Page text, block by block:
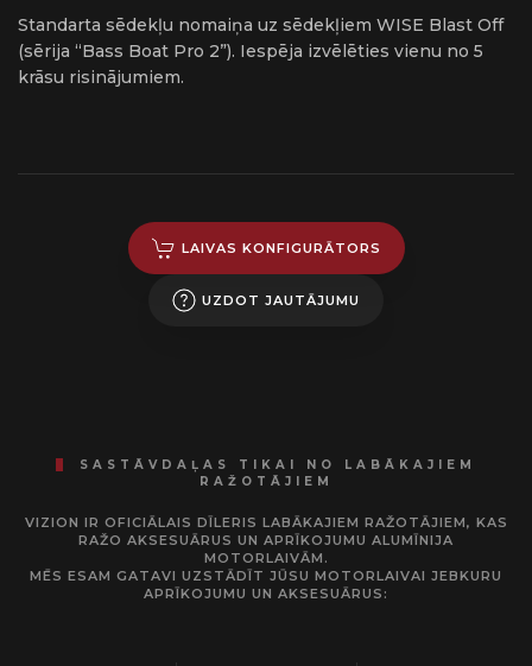
Standarta sēdekļu nomaiņa uz sēdekļiem WISE Blast Off
(sērija “Bass Boat Pro 2”). Iespēja izvēlēties vienu no 5
krāsu risinājumiem.
LAIVAS KONFIGURĀTORS
UZDOT JAUTĀJUMU
SASTĀVDAĻAS TIKAI NO LABĀKAJIEM
RAŽOTĀJIEM
VIZION IR OFICIĀLAIS DĪLERIS LABĀKAJIEM RAŽOTĀJIEM, KAS
RAŽO AKSESUĀRUS UN APRĪKOJUMU ALUMĪNIJA
MOTORLAIVĀM.
MĒS ESAM GATAVI UZSTĀDĪT JŪSU MOTORLAIVAI JEBKURU
APRĪKOJUMU UN AKSESUĀRUS: